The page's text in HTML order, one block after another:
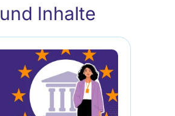
Inhalte